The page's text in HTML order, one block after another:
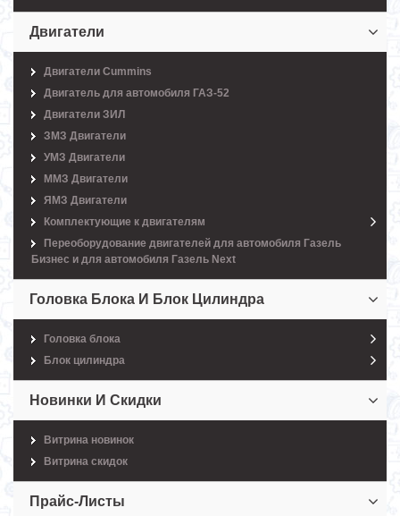
Двигатели
Двигатели Cummins
Двигатель для автомобиля ГАЗ-52
Двигатели ЗИЛ
ЗМЗ Двигатели
УМЗ Двигатели
ММЗ Двигатели
ЯМЗ Двигатели
Комплектующие к двигателям
Переоборудование двигателей для автомобиля Газель
Бизнес и для автомобиля Газель Next
Головка Блока И Блок Цилиндра
Головка блока
Блок цилиндра
Новинки И Скидки
Витрина новинок
Витрина скидок
Прайс-Листы